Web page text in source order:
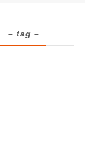
– tag –